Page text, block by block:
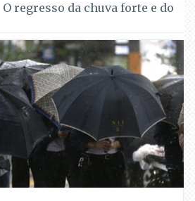
O regresso da chuva forte e do